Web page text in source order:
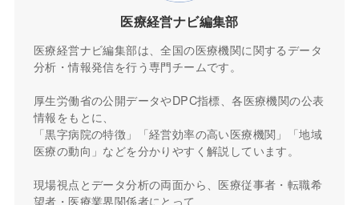
医療経営ナビ編集部
医療経営ナビ編集部は、全国の医療機関に関するデータ
分析・情報発信を行う専門チームです。
厚生労働省の公開データやDPC指標、各医療機関の公表
情報をもとに、
「黒字病院の特徴」「経営効率の高い医療機関」「地域
医療の動向」などを分かりやすく解説しています。
現場視点とデータ分析の両面から、医療従事者・転職希
望者・医療業界関係者にとって